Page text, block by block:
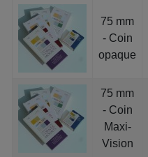
75 mm
- Coin
opaque
75 mm
- Coin
Maxi-
Vision